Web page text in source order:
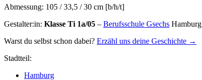
Abmessung: 105 / 33,5 / 30 cm [b/h/t]
Gestalter:in: Klasse Ti 1a/05 – Berufsschule Gsechs Hamburg
Warst du selbst schon dabei? Erzähl uns deine Geschichte →
Stadtteil:
Hamburg